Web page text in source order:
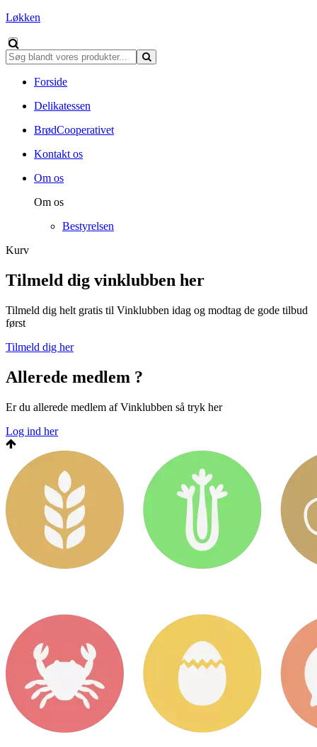
Løkken
Forside
Delikatessen
BrødCooperativet
Kontakt os
Om os
Om os
Bestyrelsen
Kurv
Tilmeld dig vinklubben her
Tilmeld dig helt gratis til Vinklubben idag og modtag de gode tilbud
først
Tilmeld dig her
Allerede medlem ?
Er du allerede medlem af Vinklubben så tryk her
Log ind her